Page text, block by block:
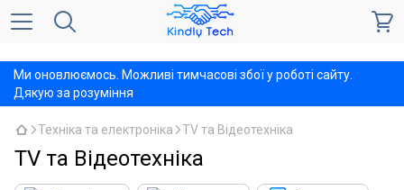
Ми оновлюємось. Можливі тимчасові збої у роботі сайту.
Дякую за розуміння
Техніка та електроніка TV та Відеотехніка
TV та Відеотехніка